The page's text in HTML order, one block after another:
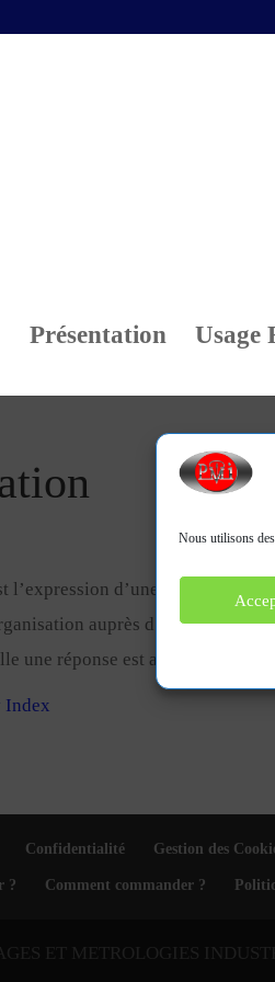
Nous utilisons
Présentation Usage
l’expression d’une insatisfaction,
auprès d’unorganisme
une réponse est attendue
Index
Confidentialité Gestion des
? Comment commander ?